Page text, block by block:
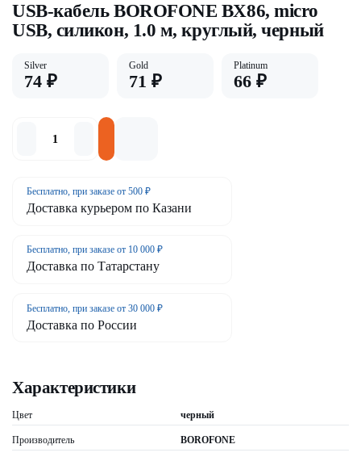
USB-кабель BOROFONE BX86, micro
USB, силикон, 1.0 м, круглый, черный
Silver
74 ₽
Gold
71 ₽
Platinum
66 ₽
Бесплатно, при заказе от 500 ₽
Доставка курьером по Казани
Бесплатно, при заказе от 10 000 ₽
Доставка по Татарстану
Бесплатно, при заказе от 30 000 ₽
Доставка по России
Характеристики
Цвет черный
Производитель BOROFONE